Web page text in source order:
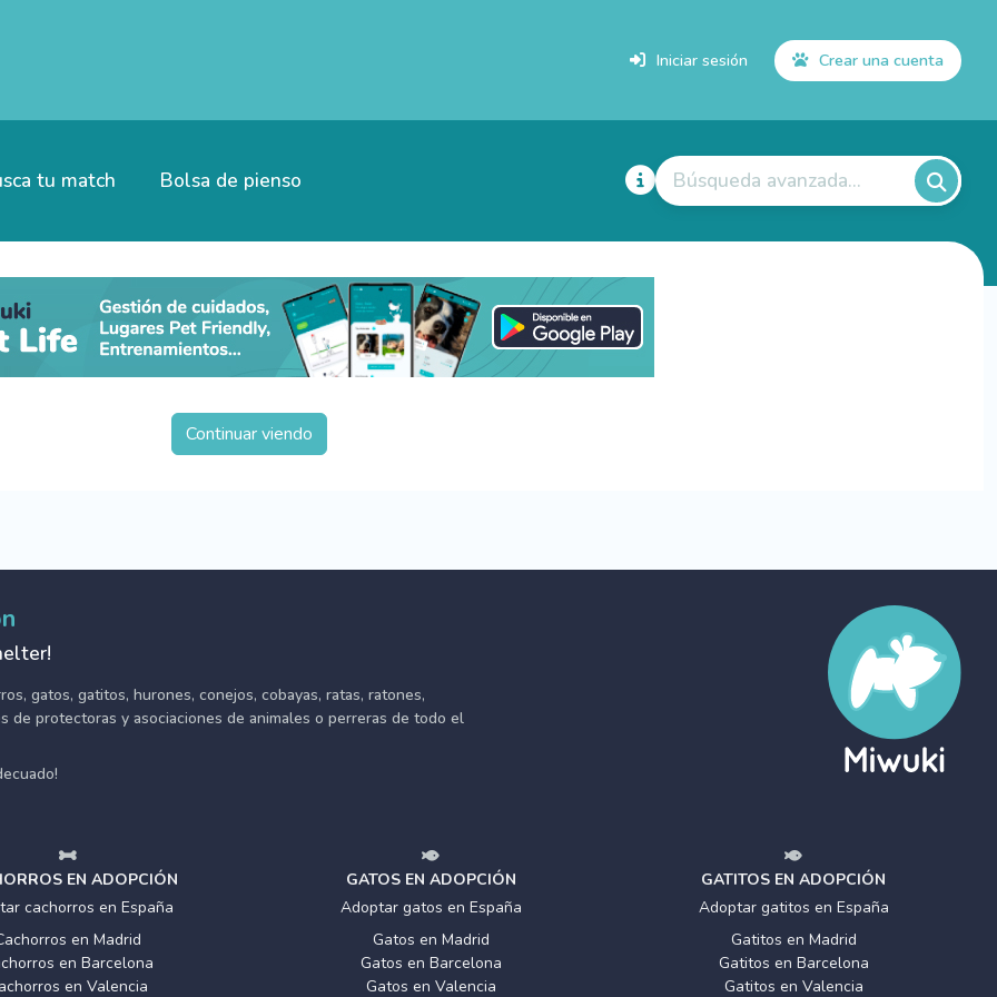
Iniciar sesión Crear una cuenta
tu match Bolsa de pienso Búsqueda avanzada...
Continuar viendo
gatos, gatitos, hurones, conejos, cobayas, ratas, ratones,
de protectoras y asociaciones de animales o perreras de todo el
EN ADOPCIÓN
cachorros en España
en Madrid
en Barcelona
en Valencia
GATOS EN ADOPCIÓN
Adoptar gatos en España
Gatos en Madrid
Gatos en Barcelona
Gatos en Valencia
GATITOS EN ADOPCIÓN
Adoptar gatitos en España
Gatitos en Madrid
Gatitos en Barcelona
Gatitos en Valencia